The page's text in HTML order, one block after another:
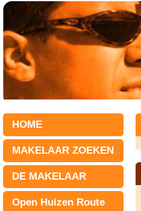
HOME
MAKELAAR ZOEKEN
DE MAKELAAR
Open Huizen Route